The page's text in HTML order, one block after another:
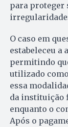
para proteger
O caso em
estabeleceu a
permitindo
utilizado
essa
da instituição
enquanto o
Após o